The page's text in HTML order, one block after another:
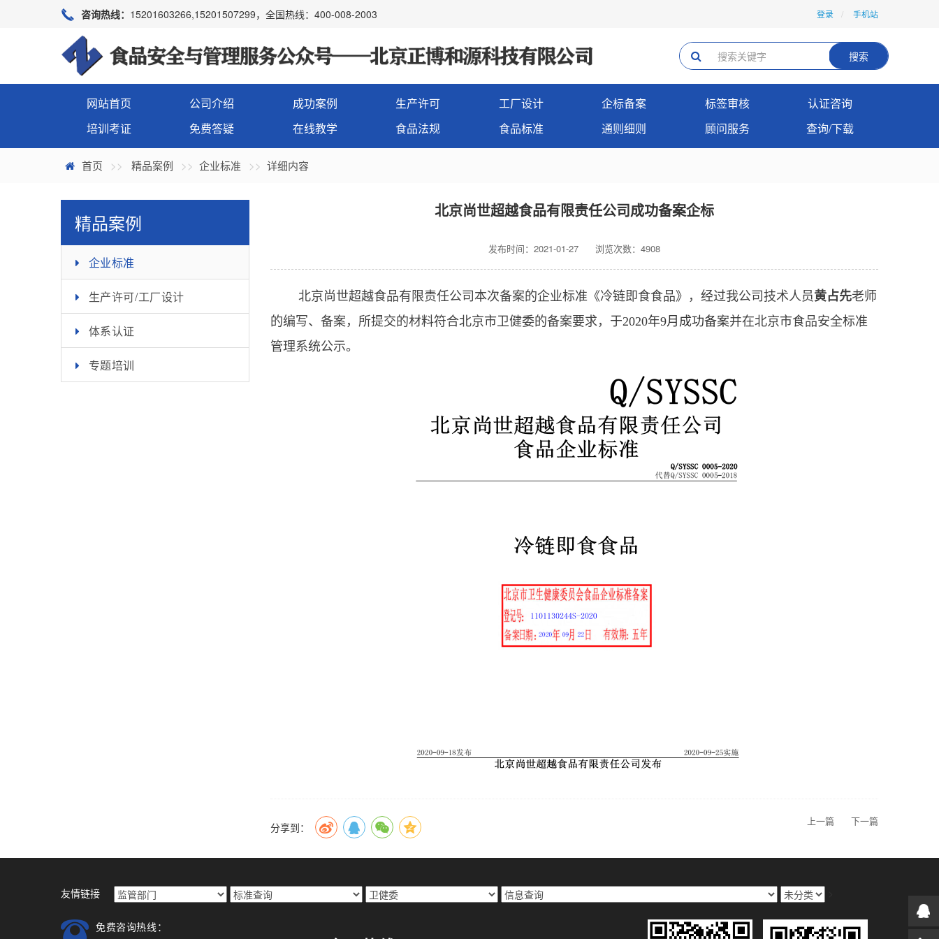
咨询热线： 15201603266,15201507299，全国热线：400-008-2003 登录 手机站
搜索
网站首页 公司介绍 成功案例 生产许可 工厂设计 企标备案 标签审核
认证咨询
培训考证
免费答疑 在线教学 食品法规 食品标准 通则细则 顾问服务 查询/下载
首页 精品案例 企业标准 详细内容
精品案例
企业标准
生产许可/工厂设计
体系认证
专题培训
北京尚世超越食品有限责任公司成功备案企标
发布时间：2021-01-27 浏览次数：4908
北京尚世超越食品有限责任公司 本次备案的企业标准《冷链即食食品》，经过我公司技术人员黄占先老师
的编写、备案，所提交的材料符合北京市卫健委的备案要求， 于2020年9月成功备案并在北京市食品安全标准
管理系统公示。
分享到： 上一篇 下一篇
友情链接
免费咨询热线：